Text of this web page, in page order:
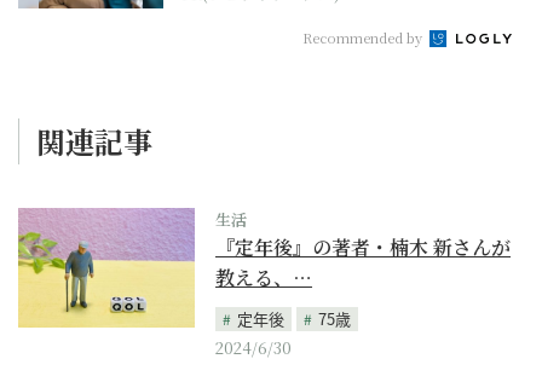
Recommended by
関連記事
生活
『定年後』の著者・楠木 新さんが
教える、…
定年後
75歳
2024/6/30